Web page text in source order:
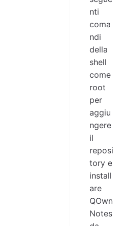
nti
coma
ndi
della
shell
come
root
per
aggiu
ngere
il
reposi
tory e
install
are
QOwn
Notes